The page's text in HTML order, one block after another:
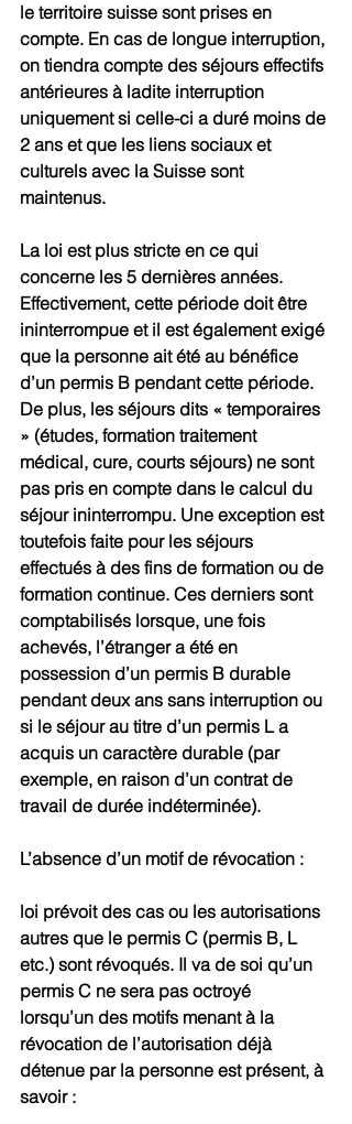
le territoire suisse sont prises en
compte. En cas de longue interruption,
on tiendra compte des séjours effectifs
antérieures à ladite interruption
uniquement si celle-ci a duré moins de
2 ans et que les liens sociaux et
culturels avec la Suisse sont
maintenus.
La loi est plus stricte en ce qui
concerne les 5 dernières années.
Effectivement, cette période doit être
ininterrompue et il est également exigé
que la personne ait été au bénéfice
d’un permis B pendant cette période.
De plus, les séjours dits « temporaires
» (études, formation traitement
médical, cure, courts séjours) ne sont
pas pris en compte dans le calcul du
séjour ininterrompu. Une exception est
toutefois faite pour les séjours
effectués à des fins de formation ou de
formation continue. Ces derniers sont
comptabilisés lorsque, une fois
achevés, l’étranger a été en
possession d’un permis B durable
pendant deux ans sans interruption ou
si le séjour au titre d’un permis L a
acquis un caractère durable (par
exemple, en raison d’un contrat de
travail de durée indéterminée).
L’absence d’un motif de révocation :
loi prévoit des cas ou les autorisations
autres que le permis C (permis B, L
etc.) sont révoqués. Il va de soi qu’un
permis C ne sera pas octroyé
lorsqu’un des motifs menant à la
révocation de l’autorisation déjà
détenue par la personne est présent, à
savoir :